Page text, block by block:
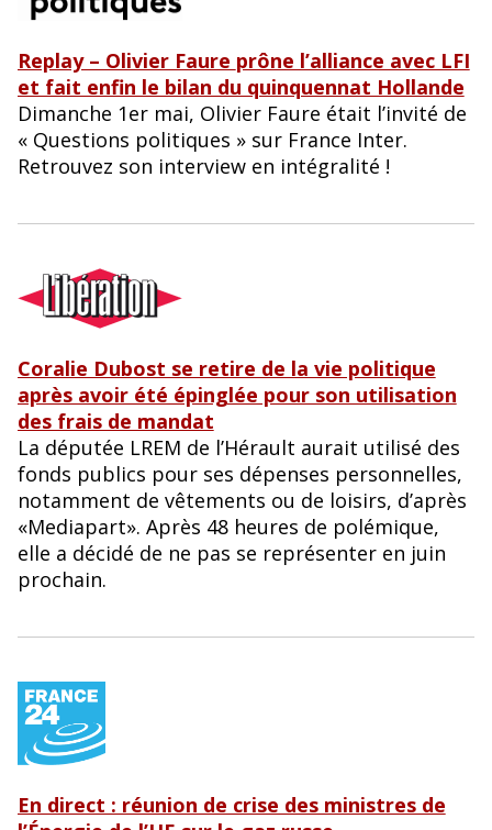
Replay – Olivier Faure prône l’alliance avec LFI
et fait enfin le bilan du quinquennat Hollande
Dimanche 1er mai, Olivier Faure était l’invité de
« Questions politiques » sur France Inter.
Retrouvez son interview en intégralité !
Coralie Dubost se retire de la vie politique
après avoir été épinglée pour son utilisation
des frais de mandat
La députée LREM de l’Hérault aurait utilisé des
fonds publics pour ses dépenses personnelles,
notamment de vêtements ou de loisirs, d’après
«Mediapart». Après 48 heures de polémique,
elle a décidé de ne pas se représenter en juin
prochain.
En direct : réunion de crise des ministres de